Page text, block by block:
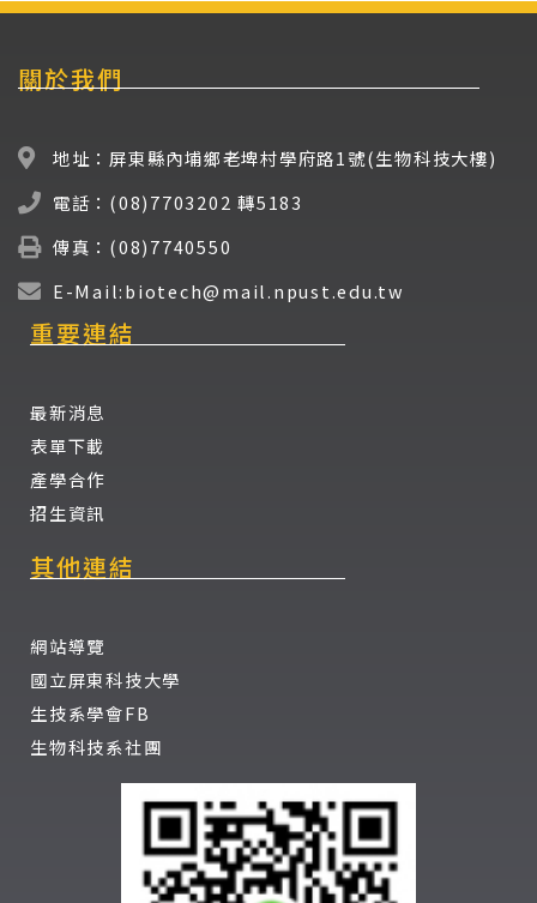
關於我們
地址：屏東縣內埔鄉老埤村學府路1號(生物科技大樓)
電話：(08)7703202 轉5183
傳真：(08)7740550
E-Mail:biotech@mail.npust.edu.tw
重要連結
最新消息
表單下載
產學合作
招生資訊
其他連結
網站導覽
國立屏東科技大學
生技系學會FB
生物科技系社團